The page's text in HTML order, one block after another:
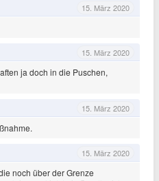
15. März 2020
15. März 2020
ja doch in die Puschen,
15. März 2020
15. März 2020
noch über der Grenze